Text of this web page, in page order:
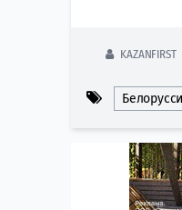
KAZANFIRST